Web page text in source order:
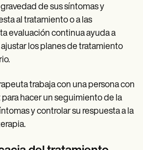
de sus síntomas y
al tratamiento o a las
evaluación continua ayuda a
los planes de tratamiento
trabaja con una persona con
hacer un seguimiento de la
y controlar su respuesta a la